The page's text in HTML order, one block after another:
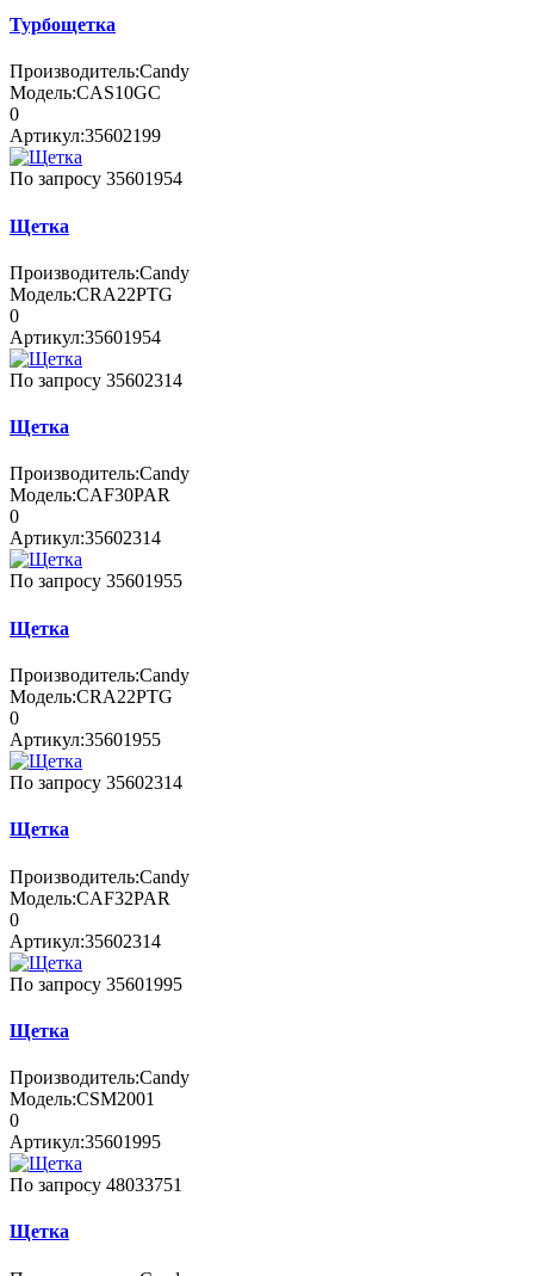
Турбощетка
Производитель:Candy
Модель:CAS10GC
0
Артикул:35602199
По запросу 35601954
Щетка
Производитель:Candy
Модель:CRA22PTG
0
Артикул:35601954
По запросу 35602314
Щетка
Производитель:Candy
Модель:CAF30PAR
0
Артикул:35602314
По запросу 35601955
Щетка
Производитель:Candy
Модель:CRA22PTG
0
Артикул:35601955
По запросу 35602314
Щетка
Производитель:Candy
Модель:CAF32PAR
0
Артикул:35602314
По запросу 35601995
Щетка
Производитель:Candy
Модель:CSM2001
0
Артикул:35601995
По запросу 48033751
Щетка